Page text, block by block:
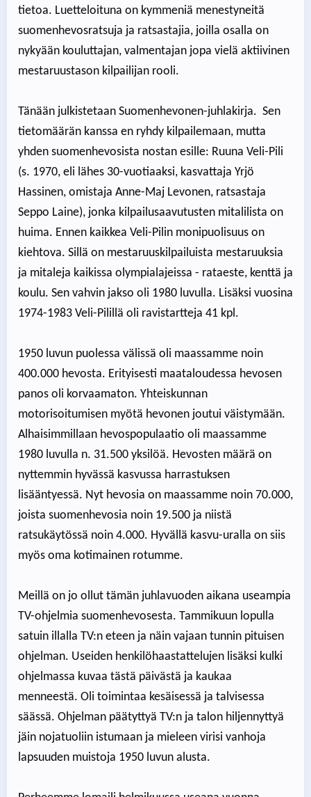
tietoa. Luetteloituna on kymmeniä menestyneitä
suomenhevosratsuja ja ratsastajia, joilla osalla on
nykyään kouluttajan, valmentajan jopa vielä aktiivinen
mestaruustason kilpailijan rooli.
Tänään julkistetaan Suomenhevonen-juhlakirja. Sen
tietomäärän kanssa en ryhdy kilpailemaan, mutta
yhden suomenhevosista nostan esille: Ruuna Veli-Pili
(s. 1970, eli lähes 30-vuotiaaksi, kasvattaja Yrjö
Hassinen, omistaja Anne-Maj Levonen, ratsastaja
Seppo Laine), jonka kilpailusaavutusten mitalilista on
huima. Ennen kaikkea Veli-Pilin monipuolisuus on
kiehtova. Sillä on mestaruuskilpailuista mestaruuksia
ja mitaleja kaikissa olympialajeissa - rataeste, kenttä ja
koulu. Sen vahvin jakso oli 1980 luvulla. Lisäksi vuosina
1974-1983 Veli-Pilillä oli ravistartteja 41 kpl.
1950 luvun puolessa välissä oli maassamme noin
400.000 hevosta. Erityisesti maataloudessa hevosen
panos oli korvaamaton. Yhteiskunnan
motorisoitumisen myötä hevonen joutui väistymään.
Alhaisimmillaan hevospopulaatio oli maassamme
1980 luvulla n. 31.500 yksilöä. Hevosten määrä on
nyttemmin hyvässä kasvussa harrastuksen
lisääntyessä. Nyt hevosia on maassamme noin 70.000,
joista suomenhevosia noin 19.500 ja niistä
ratsukäytössä noin 4.000. Hyvällä kasvu-uralla on siis
myös oma kotimainen rotumme.
Meillä on jo ollut tämän juhlavuoden aikana useampia
TV-ohjelmia suomenhevosesta. Tammikuun lopulla
satuin illalla TV:n eteen ja näin vajaan tunnin pituisen
ohjelman. Useiden henkilöhaastattelujen lisäksi kulki
ohjelmassa kuvaa tästä päivästä ja kaukaa
menneestä. Oli toimintaa kesäisessä ja talvisessa
säässä. Ohjelman päätyttyä TV:n ja talon hiljennyttyä
jäin nojatuoliin istumaan ja mieleen virisi vanhoja
lapsuuden muistoja 1950 luvun alusta.